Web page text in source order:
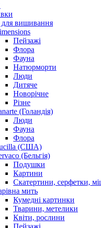
вишивання
Пейзажі
Флора
Фауна
Натюрморти
Люди
Дитяче
Новорічне
Різне
(Голандія)
Люди
Фауна
Флора
(США)
(Бельгія)
Подушки
Картини
Скатертини, серфетки,
мить
Кумедні картинки
Тварини, метелики
Квіти, рослини
Пейзажі